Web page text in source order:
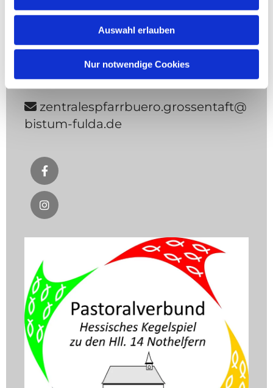
Auswahl erlauben
Nur notwendige Cookies
Telefon
06672 / 388
E-Mail
 zentralespfarrbuero.grossentaft@
bistum-fulda.de